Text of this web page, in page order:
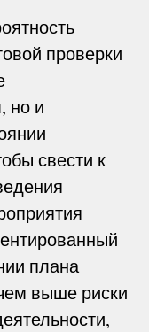
проверки
но и
свести к
плана
выше риски